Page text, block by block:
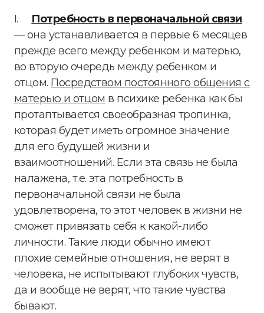
I. Потребность в первоначальной связи
— она устанавливается в первые 6 месяцев
прежде всего между ребенком и матерью,
во вторую очередь между ребенком и
отцом. Посредством постоянного общения с
матерью и отцом в психике ребенка как бы
протаптывается своеобразная тропинка,
которая будет иметь огромное значение
для его будущей жизни и
взаимоотношений. Если эта связь не была
налажена, т.е. эта потребность в
первоначальной связи не была
удовлетворена, то этот человек в жизни не
сможет привязать себя к какой-либо
личности. Такие люди обычно имеют
плохие семейные отношения, не верят в
человека, не испытывают глубоких чувств,
да и вообще не верят, что такие чувства
бывают.